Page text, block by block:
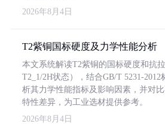
2026年8月4日
T2紫铜国标硬度及力学性能分析
本文系统解读T2紫铜的国标硬度和抗
T2_1/2H状态），结合GB/T 5231-2012
析其力学性能指标及影响因素，并对
特性差异，为工业选材提供参考。
2026年8月4日